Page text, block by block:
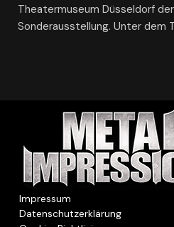
Theatermuseum Düsseldorf
Sonderausstellung. Unter dem
Impressum
Datenschutzerklärung